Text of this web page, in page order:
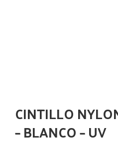
CINTILLO
– BLANCO – UV